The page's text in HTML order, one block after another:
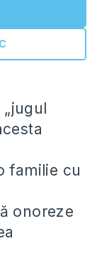
familie cu
onoreze